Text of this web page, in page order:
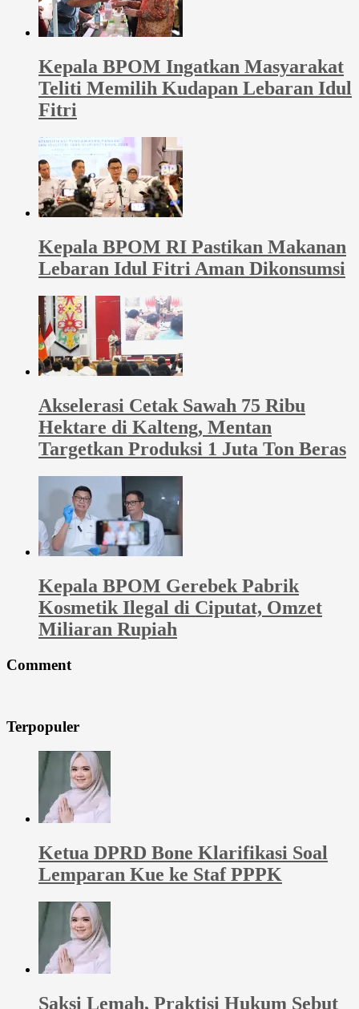
Kepala BPOM Ingatkan Masyarakat
Teliti Memilih Kudapan Lebaran Idul
Fitri
Kepala BPOM RI Pastikan Makanan
Lebaran Idul Fitri Aman Dikonsumsi
Akselerasi Cetak Sawah 75 Ribu
Hektare di Kalteng, Mentan
Targetkan Produksi 1 Juta Ton Beras
Kepala BPOM Gerebek Pabrik
Kosmetik Ilegal di Ciputat, Omzet
Miliaran Rupiah
Comment
Terpopuler
Ketua DPRD Bone Klarifikasi Soal
Lemparan Kue ke Staf PPPK
Saksi Lemah, Praktisi Hukum Sebut